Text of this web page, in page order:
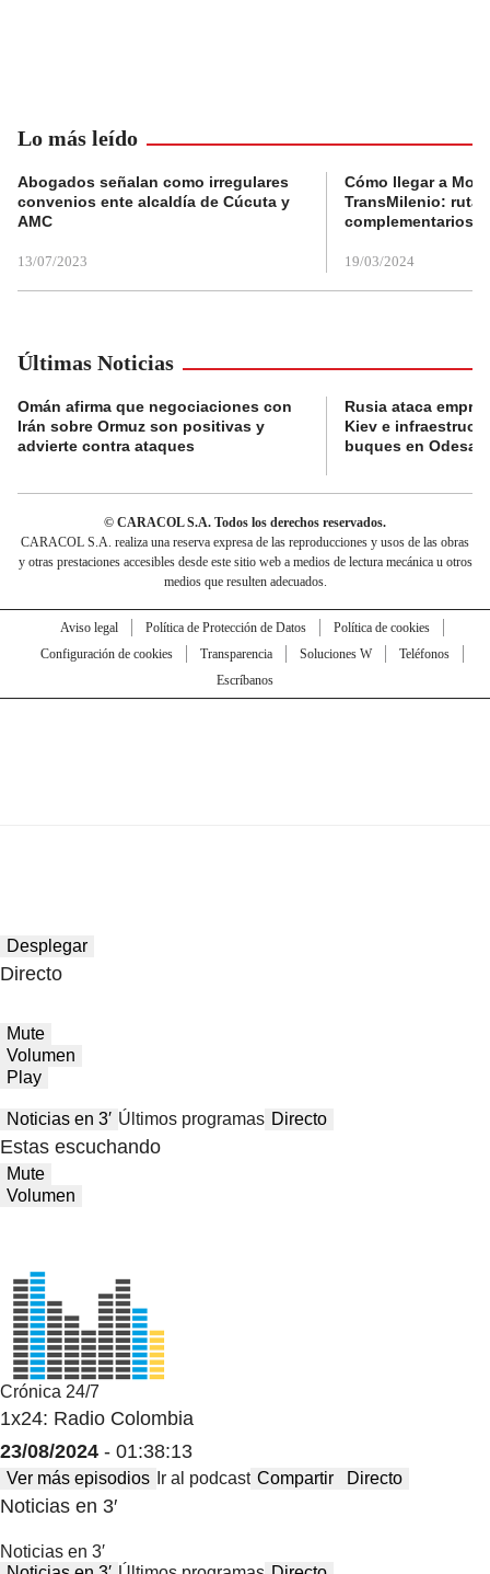
Lo más leído
Abogados señalan como irregulares
convenios ente alcaldía de Cúcuta y
AMC
13/07/2023
Cómo llegar a
TransMilenio:
complementarios
19/03/2024
Últimas Noticias
Omán afirma que negociaciones con
Irán sobre Ormuz son positivas y
advierte contra ataques
Rusia ataca
Kiev e
buques en Odesa
© CARACOL S.A. Todos los derechos reservados.
CARACOL S.A. realiza una reserva expresa de las reproducciones y usos de las obras
y otras prestaciones accesibles desde este sitio web a medios de lectura mecánica u otros
medios que resulten adecuados.
Aviso legal Política de Protección de Datos
Política de cookies
Configuración de cookies
Transparencia Soluciones W
Teléfonos
Escríbanos
Desplegar
Directo
Mute
Volumen
Play
Noticias en 3′ Últimos programas Directo
Estas escuchando
Mute
Volumen
Crónica 24/7
1x24: Radio Colombia
23/08/2024 - 01:38:13
Ver más episodios Ir al podcast Compartir Directo
Noticias en 3′
Noticias en 3′